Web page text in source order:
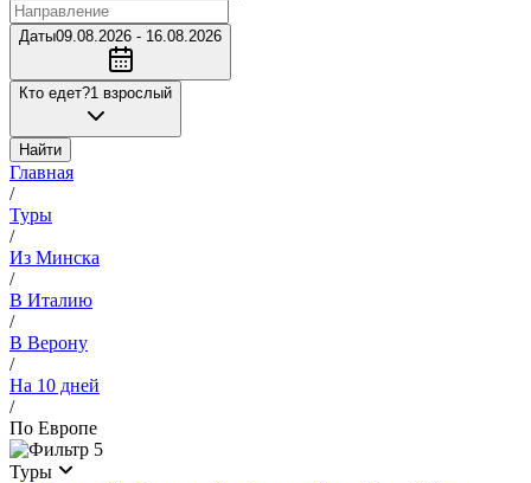
Даты09.08.2026 - 16.08.2026
Кто едет?1 взрослый
Найти
Главная
/
Туры
/
Из Минска
/
В Италию
/
В Верону
/
На 10 дней
/
По Европе
5
Туры